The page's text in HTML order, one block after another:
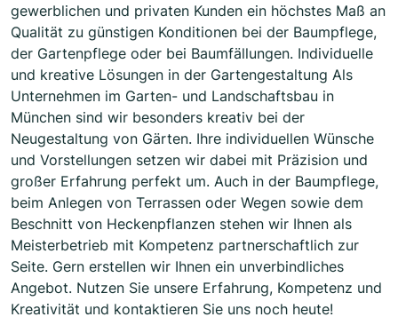
gewerblichen und privaten Kunden ein höchstes Maß an
Qualität zu günstigen Konditionen bei der Baumpflege,
der Gartenpflege oder bei Baumfällungen. Individuelle
und kreative Lösungen in der Gartengestaltung Als
Unternehmen im Garten- und Landschaftsbau in
München sind wir besonders kreativ bei der
Neugestaltung von Gärten. Ihre individuellen Wünsche
und Vorstellungen setzen wir dabei mit Präzision und
großer Erfahrung perfekt um. Auch in der Baumpflege,
beim Anlegen von Terrassen oder Wegen sowie dem
Beschnitt von Heckenpflanzen stehen wir Ihnen als
Meisterbetrieb mit Kompetenz partnerschaftlich zur
Seite. Gern erstellen wir Ihnen ein unverbindliches
Angebot. Nutzen Sie unsere Erfahrung, Kompetenz und
Kreativität und kontaktieren Sie uns noch heute!